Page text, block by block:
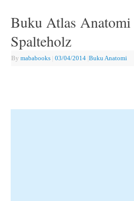
Buku Atlas Anatomi
Spalteholz
By mababooks | 03/04/2014 |Buku Anatomi